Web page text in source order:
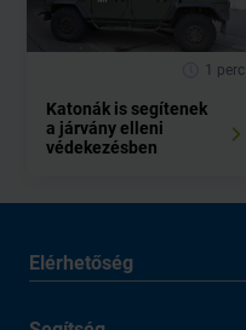
1 perc
Katonák is segítenek
a járvány elleni
védekezésben
Elérhetőség